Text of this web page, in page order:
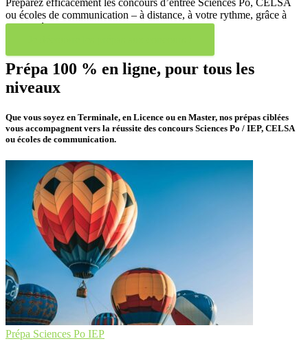
ou écoles de communication – à distance, à votre rythme, grâce à
notre prépa en ligne.
Prépa 100 % en ligne, pour tous les
niveaux
Que vous soyez en Terminale, en Licence ou en Master, nos prépas ciblées
vous accompagnent vers la réussite des concours Sciences Po / IEP, CELSA
ou écoles de communication.
Prépa Sciences Po IEP